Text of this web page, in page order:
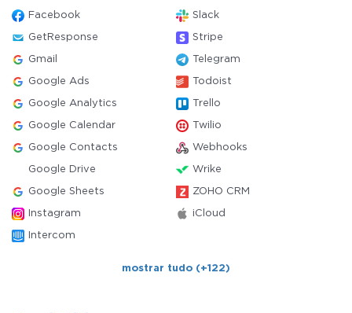
Facebook Slack
GetResponse Stripe
Gmail Telegram
Google Ads Todoist
Google Analytics Trello
Google Calendar Twilio
Google Contacts Webhooks
Google Drive Wrike
Google Sheets ZOHO CRM
Instagram iCloud
Intercom
mostrar tudo (+122)